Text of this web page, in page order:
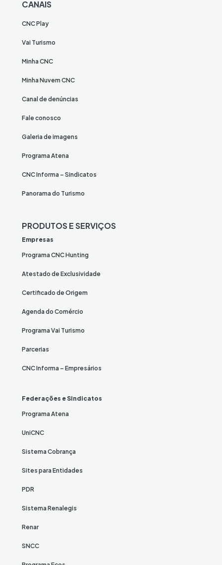
CANAIS
CNC Play
Vai Turismo
Minha CNC
Minha Nuvem CNC
Canal de denúncias
Fale conosco
Galeria de imagens
Programa Atena
CNC Informa – Sindicatos
Panorama do Turismo
PRODUTOS E SERVIÇOS
Empresas
Programa CNC Hunting
Atestado de Exclusividade
Certificado de Origem
Agenda do Comércio
Programa Vai Turismo
Parcerias
CNC Informa – Empresários
Federações e Sindicatos
Programa Atena
UniCNC
Sistema Cobrança
Sites para Entidades
PDR
Sistema Renalegis
Renar
SNCC